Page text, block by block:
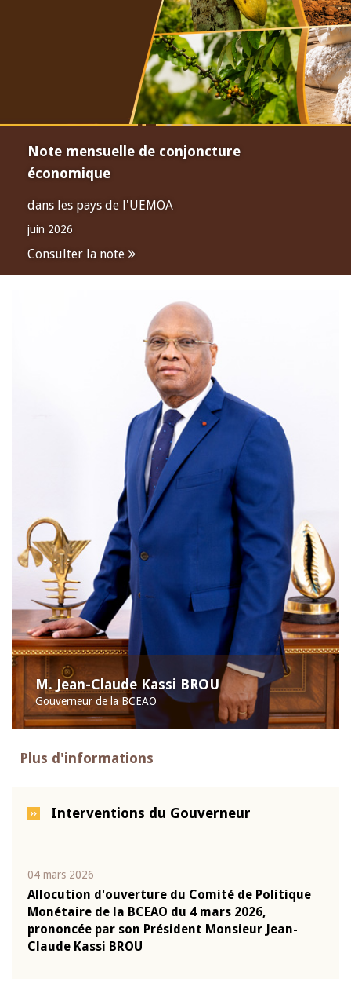
Note mensuelle de conjoncture
économique
dans les pays de l'UEMOA
juin 2026
Consulter la note
M. Jean-Claude Kassi BROU
Gouverneur de la BCEAO
Plus d'informations
Interventions du Gouverneur
04 mars 2026
Allocution d'ouverture du Comité de Politique
Monétaire de la BCEAO du 4 mars 2026,
prononcée par son Président Monsieur Jean-
Claude Kassi BROU